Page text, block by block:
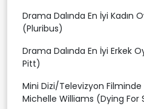
Drama Dalında En İyi Kadın
(Pluribus)
Drama Dalında En İyi Erkek
Pitt)
Mini Dizi/Televizyon Filminde
Michelle Williams (Dying For